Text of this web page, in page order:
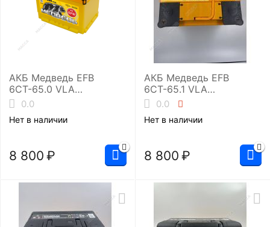
АКБ Медведь EFB
6СТ-65.0 VLA
(L2/600EN)
0.0
Нет в наличии
8 800 ₽
АКБ Медведь EFB
6СТ-65.1 VLA
(L2/600EN)
0.0
Нет в наличии
8 800 ₽